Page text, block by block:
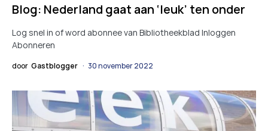
Blog: Nederland gaat aan ‘leuk’ ten onder
Log snel in of word abonnee van Bibliotheekblad Inloggen
Abonneren
door Gastblogger 30 november 2022